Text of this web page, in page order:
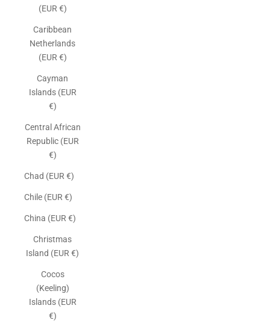
(EUR €)
Caribbean
Netherlands
(EUR €)
Cayman
Islands (EUR
€)
Central African
Republic (EUR
€)
Chad (EUR €)
Chile (EUR €)
China (EUR €)
Christmas
Island (EUR €)
Cocos
(Keeling)
Islands (EUR
€)